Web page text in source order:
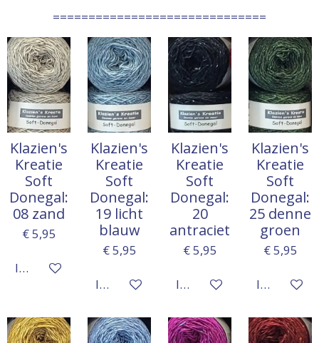
==============================
Klazien's
Kreatie
Soft
Donegal:
08 zand
€ 5,95
In winkelwagen
Klazien's
Kreatie
Soft
Donegal:
19 licht
blauw
€ 5,95
In winkelwagen
Klazien's
Kreatie
Soft
Donegal:
20
antraciet
€ 5,95
In winkelwagen
Klazien's
Kreatie
Soft
Donegal:
25 denne
groen
€ 5,95
In